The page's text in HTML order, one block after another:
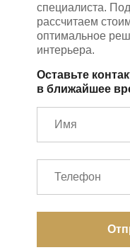
специалиста.
рассчитаем
оптимальное
интерьера.
Оставьте
в ближайшее